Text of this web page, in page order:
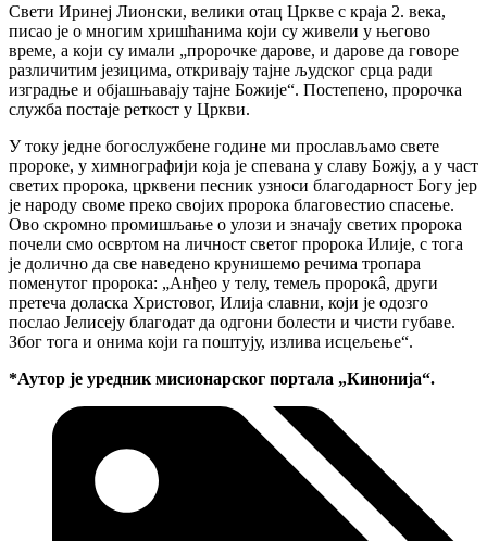
Свети Иринеј Лионски, велики отац Цркве с краја 2. века,
писао је о многим хришћанима који су живели у његово
време, а који су имали „пророчке дарове, и дарове да говоре
различитим језицима, откривају тајне људског срца ради
изградње и објашњавају тајне Божије“. Постепено, пророчка
служба постаје реткост у Цркви.
У току једне богослужбене године ми прослављамо свете
пророке, у химнографији која је спевана у славу Божју, а у част
светих пророка, црквени песник узноси благодарност Богу јер
је народу своме преко својих пророка благовестио спасење.
Ово скромно промишљање о улози и значају светих пророка
почели смо освртом на личност светог пророка Илије, с тога
је долично да све наведено крунишемо речима тропара
поменутог пророка: „Анђео у телу, темељ пророкâ, други
претеча доласка Христовог, Илија славни, који је одозго
послао Јелисеју благодат да одгони болести и чисти губаве.
Због тога и онима који га поштују, излива исцељење“.
*Аутор је уредник мисионарског портала „Кинонија“.